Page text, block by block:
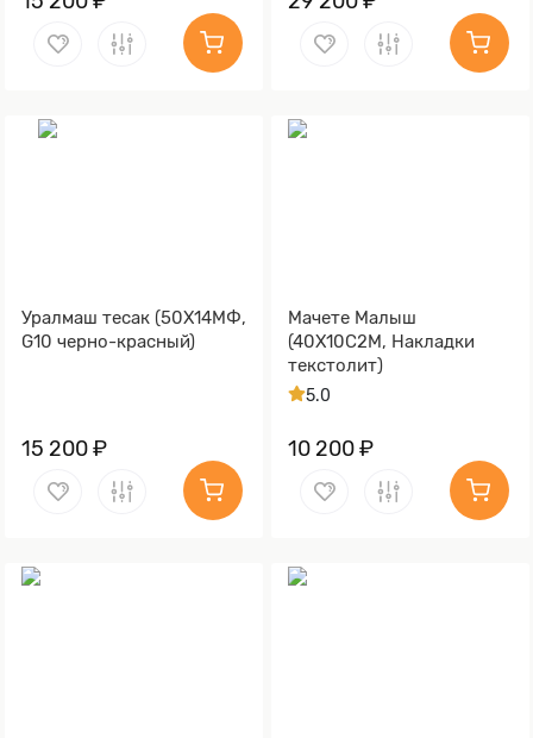
Уралмаш тесак (50Х14МФ,
G10 черно-красный)
15 200 ₽
Мачете Малыш
(40Х10С2М, Накладки
текстолит)
5.0
10 200 ₽